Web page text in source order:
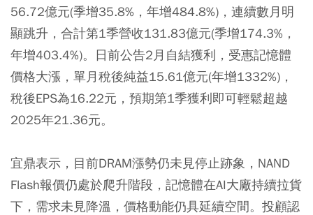
56.72億元(季增35.8%，年增484.8%)，連續數月明
顯跳升，合計第1季營收131.83億元(季增174.3%，
年增403.4%)。日前公告2月自結獲利，受惠記憶體
價格大漲，單月稅後純益15.61億元(年增1332%)，
稅後EPS為16.22元，預期第1季獲利即可輕鬆超越
2025年21.36元。
宜鼎表示，目前DRAM漲勢仍未見停止跡象，NAND
Flash報價仍處於爬升階段，記憶體在AI大廠持續拉貨
下，需求未見降溫，價格動能仍具延續空間。投顧認